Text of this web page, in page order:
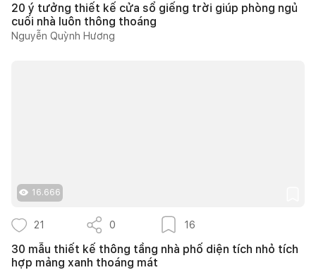
20 ý tưởng thiết kế cửa sổ giếng trời giúp phòng ngủ
cuối nhà luôn thông thoáng
Nguyễn Quỳnh Hương
16.666
21 0 16
30 mẫu thiết kế thông tầng nhà phố diện tích nhỏ tích
hợp mảng xanh thoáng mát